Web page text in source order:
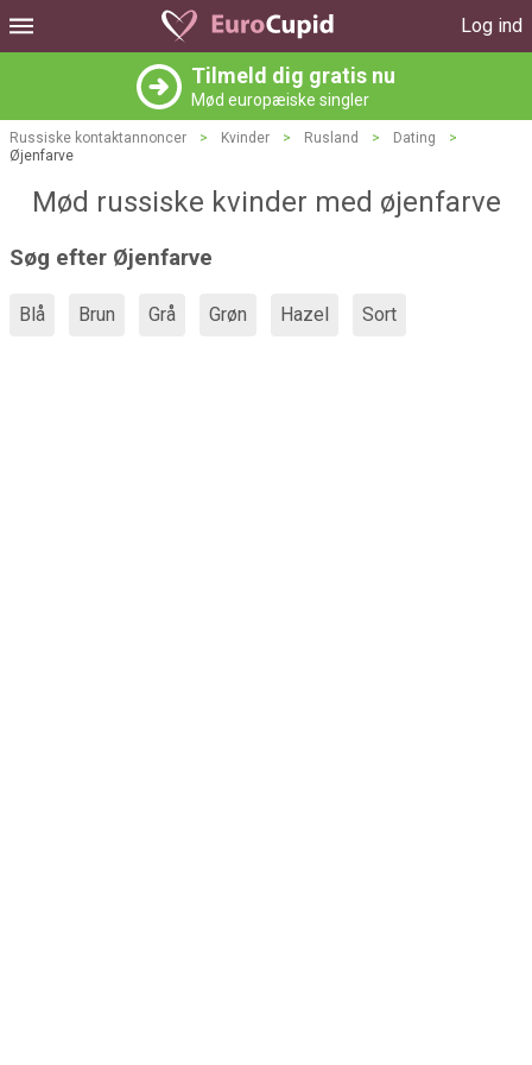
Log ind
Tilmeld dig gratis nu
Mød europæiske singler
Russiske kontaktannoncer > Kvinder > Rusland > Dating
>
Øjenfarve
Mød russiske kvinder med øjenfarve
Søg efter Øjenfarve
Blå Brun Grå Grøn Hazel Sort